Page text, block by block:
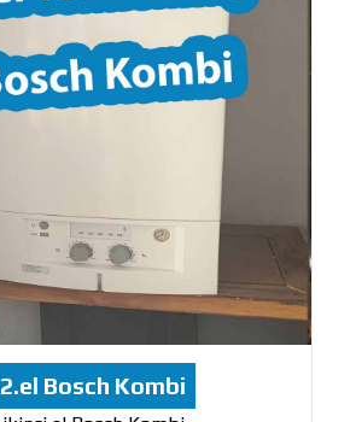
2.el Bosch Kombi